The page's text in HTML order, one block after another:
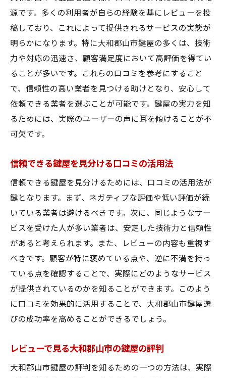
源です。多くの利用者が自らの経験を基にレビューを投
稿しており、これによって提供されるサービスの実態が
明らかになります。特に大和郡山市鍵屋の多くは、技術
力や対応の迅速さ、顧客満足度において高評価を得てい
ることが多いです。これらの口コミを参考にすること
で、信頼性の高い業者を見つける助けとなり、安心して
依頼できる業者を選ぶことが可能です。鍵屋の実力を知
るためには、実際のユーザーの声に耳を傾けることが不
可欠です。
信頼できる鍵屋を見分ける口コミの活用法
信頼できる鍵屋を見分けるためには、口コミの活用法が
鍵となります。まず、ネガティブな評価や低い評価が続
いている業者は避けるべきです。次に、同じようなサー
ビスを受けた人が多い業者は、安定した技術力と信頼性
があると考えられます。また、レビューの内容も重視す
べきです。顧客が特に褒めている点や、逆に不満を持っ
ている点を確認することで、実際にどのようなサービス
が提供されているのかを知ることができます。このよう
に口コミを効果的に活用することで、大和郡山市鍵屋選
びの成功率を高めることができるでしょう。
レビューで見る大和郡山市の鍵屋の評判
大和郡山市鍵屋の評判を知るための一つの方法は、実際